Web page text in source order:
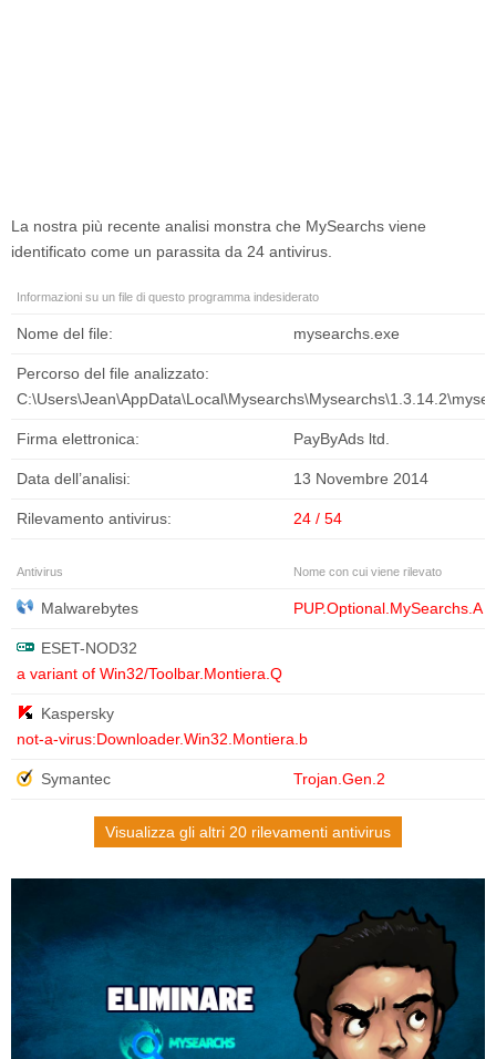
La nostra più recente analisi monstra che MySearchs viene
identificato come un parassita da 24 antivirus.
Informazioni su un file di questo programma indesiderato
Nome del file: mysearchs.exe
Percorso del file analizzato:
Firma elettronica: PayByAds ltd.
Data dell’analisi: 13 Novembre 2014
Rilevamento antivirus: 24 / 54
Antivirus Nome con cui viene rilevato
Malwarebytes PUP.Optional.MySearchs.A
ESET-NOD32
a variant of Win32/Toolbar.Montiera.Q
Kaspersky
not-a-virus:Downloader.Win32.Montiera.b
Symantec Trojan.Gen.2
Visualizza gli altri 20 rilevamenti antivirus